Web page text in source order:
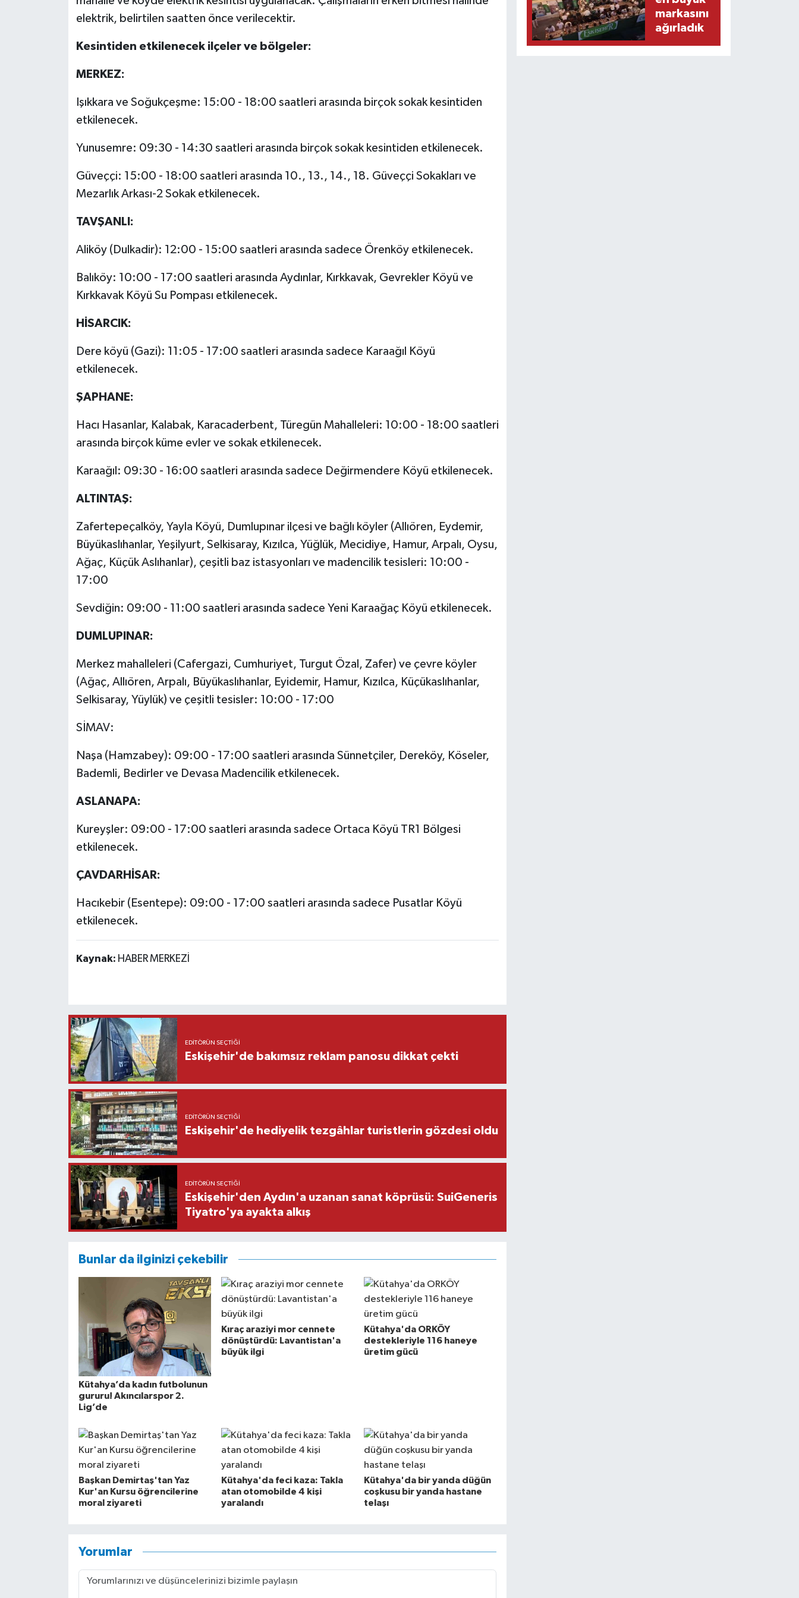
elektrik, belirtilen saatten önce verilecektir.
Kesintiden etkilenecek ilçeler ve bölgeler:
MERKEZ:
Işıkkara ve Soğukçeşme: 15:00 - 18:00 saatleri arasında birçok sokak kesintiden
etkilenecek.
Yunusemre: 09:30 - 14:30 saatleri arasında birçok sokak kesintiden etkilenecek.
Güveççi: 15:00 - 18:00 saatleri arasında 10., 13., 14., 18. Güveççi Sokakları ve
Mezarlık Arkası-2 Sokak etkilenecek.
TAVŞANLI:
Aliköy (Dulkadir): 12:00 - 15:00 saatleri arasında sadece Örenköy etkilenecek.
Balıköy: 10:00 - 17:00 saatleri arasında Aydınlar, Kırkkavak, Gevrekler Köyü ve
Kırkkavak Köyü Su Pompası etkilenecek.
HİSARCIK:
Dere köyü (Gazi): 11:05 - 17:00 saatleri arasında sadece Karaağıl Köyü
etkilenecek.
ŞAPHANE:
Hacı Hasanlar, Kalabak, Karacaderbent, Türegün Mahalleleri: 10:00 - 18:00 saatleri
arasında birçok küme evler ve sokak etkilenecek.
Karaağıl: 09:30 - 16:00 saatleri arasında sadece Değirmendere Köyü etkilenecek.
ALTINTAŞ:
Zafertepeçalköy, Yayla Köyü, Dumlupınar ilçesi ve bağlı köyler (Allıören, Eydemir,
Büyükaslıhanlar, Yeşilyurt, Selkisaray, Kızılca, Yüğlük, Mecidiye, Hamur, Arpalı, Oysu,
Ağaç, Küçük Aslıhanlar), çeşitli baz istasyonları ve madencilik tesisleri: 10:00 -
17:00
Sevdiğin: 09:00 - 11:00 saatleri arasında sadece Yeni Karaağaç Köyü etkilenecek.
DUMLUPINAR:
Merkez mahalleleri (Cafergazi, Cumhuriyet, Turgut Özal, Zafer) ve çevre köyler
(Ağaç, Allıören, Arpalı, Büyükaslıhanlar, Eyidemir, Hamur, Kızılca, Küçükaslıhanlar,
Selkisaray, Yüylük) ve çeşitli tesisler: 10:00 - 17:00
SİMAV:
Naşa (Hamzabey): 09:00 - 17:00 saatleri arasında Sünnetçiler, Dereköy, Köseler,
Bademli, Bedirler ve Devasa Madencilik etkilenecek.
ASLANAPA:
Kureyşler: 09:00 - 17:00 saatleri arasında sadece Ortaca Köyü TR1 Bölgesi
etkilenecek.
ÇAVDARHİSAR:
Hacıkebir (Esentepe): 09:00 - 17:00 saatleri arasında sadece Pusatlar Köyü
etkilenecek.
Kaynak: HABER MERKEZİ
EDITÖRÜN SEÇTIĞI
Eskişehir'de bakımsız reklam panosu dikkat çekti
EDITÖRÜN SEÇTIĞI
Eskişehir'de hediyelik tezgâhlar turistlerin gözdesi oldu
EDITÖRÜN SEÇTIĞI
Eskişehir'den Aydın'a uzanan sanat köprüsü: SuiGeneris
Tiyatro'ya ayakta alkış
Bunlar da ilginizi çekebilir
Kütahya’da kadın futbolunun
gururu! Akıncılarspor 2.
Lig’de
Kıraç araziyi mor cennete
dönüştürdü: Lavantistan'a
büyük ilgi
Kütahya'da ORKÖY
destekleriyle 116 haneye
üretim gücü
Başkan Demirtaş'tan Yaz
Kur'an Kursu öğrencilerine
moral ziyareti
Kütahya'da feci kaza: Takla
atan otomobilde 4 kişi
yaralandı
Kütahya'da bir yanda düğün
coşkusu bir yanda hastane
telaşı
Yorumlar
markasını
ağırladık